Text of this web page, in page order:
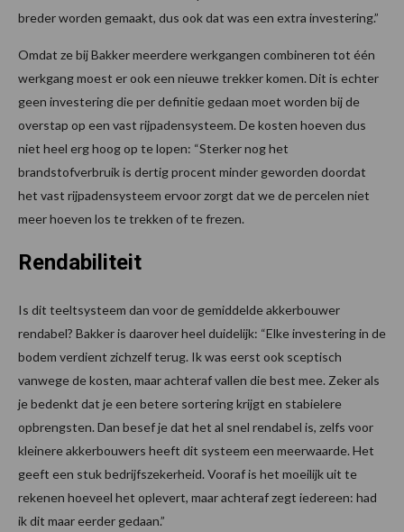
breder worden gemaakt, dus ook dat was een extra investering.”
Omdat ze bij Bakker meerdere werkgangen combineren tot één
werkgang moest er ook een nieuwe trekker komen. Dit is echter
geen investering die per definitie gedaan moet worden bij de
overstap op een vast rijpadensysteem. De kosten hoeven dus
niet heel erg hoog op te lopen: “Sterker nog het
brandstofverbruik is dertig procent minder geworden doordat
het vast rijpadensysteem ervoor zorgt dat we de percelen niet
meer hoeven los te trekken of te frezen.
Rendabiliteit
Is dit teeltsysteem dan voor de gemiddelde akkerbouwer
rendabel? Bakker is daarover heel duidelijk: “Elke investering in de
bodem verdient zichzelf terug. Ik was eerst ook sceptisch
vanwege de kosten, maar achteraf vallen die best mee. Zeker als
je bedenkt dat je een betere sortering krijgt en stabielere
opbrengsten. Dan besef je dat het al snel rendabel is, zelfs voor
kleinere akkerbouwers heeft dit systeem een meerwaarde. Het
geeft een stuk bedrijfszekerheid. Vooraf is het moeilijk uit te
rekenen hoeveel het oplevert, maar achteraf zegt iedereen: had
ik dit maar eerder gedaan.”